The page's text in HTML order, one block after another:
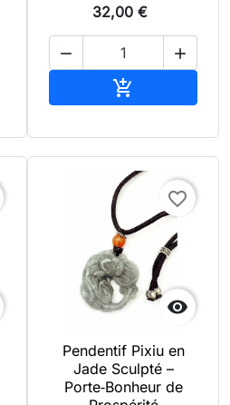
32,00 €
 


favorite_border
Pendentif Pixiu en
Jade Sculpté –
Porte‑Bonheur de